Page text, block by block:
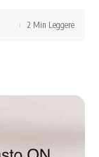
2 Min Leggere